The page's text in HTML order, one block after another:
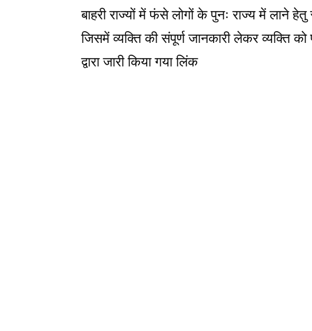
बाहरी राज्यों में फंसे लोगों के पुनः राज्य में लाने
जिसमें व्यक्ति की संपूर्ण जानकारी लेकर व्यक्ति
द्वारा जारी किया गया लिंक